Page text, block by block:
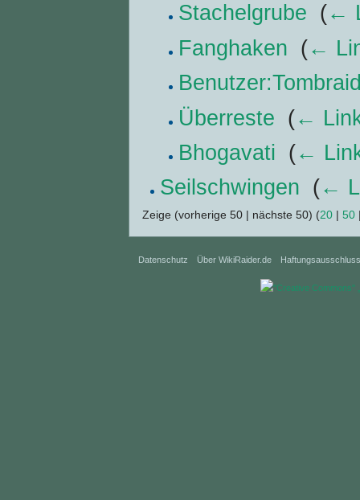
Stachelgrube (←
Fanghaken (←
Überreste (←
Bhogavati (←
Seilschwingen (←
Zeige (vorherige 50 | nächste 50) (20 | 50
Datenschutz Über WikiRaider.de